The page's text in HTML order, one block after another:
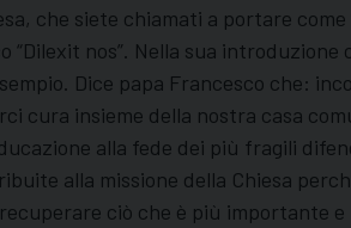
che siete chiamati a portare
“Dilexit nos”. Nella sua
Dice papa Francesco che:
cura insieme della nostra casa
alla fede dei più fragili
alla missione della Chiesa
ciò che è più importante e